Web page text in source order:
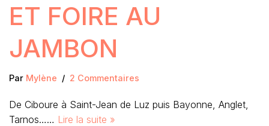
ET FOIRE AU
JAMBON
Par Mylène 2 Commentaires
De Ciboure à Saint-Jean de Luz puis Bayonne, Anglet,
Tarnos…… Lire la suite »